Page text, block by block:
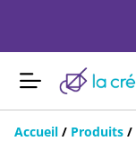
Accueil / Produits /